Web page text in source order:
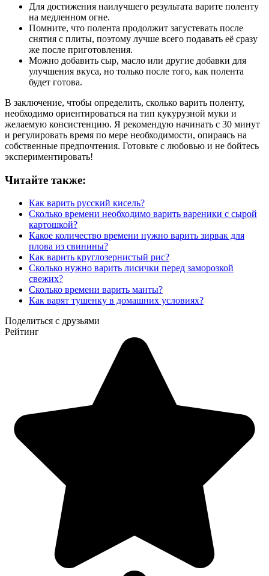
Для достижения наилучшего результата варите поленту
на медленном огне.
Помните, что полента продолжит загустевать после
снятия с плиты, поэтому лучше всего подавать её сразу
же после приготовления.
Можно добавить сыр, масло или другие добавки для
улучшения вкуса, но только после того, как полента
будет готова.
В заключение, чтобы определить, сколько варить поленту,
необходимо ориентироваться на тип кукурузной муки и
желаемую консистенцию. Я рекомендую начинать с 30 минут
и регулировать время по мере необходимости, опираясь на
собственные предпочтения. Готовьте с любовью и не бойтесь
экспериментировать!
Читайте также:
Как варить русский кисель?
Сколько времени необходимо варить вареники с сырой
картошкой?
Какое количество времени нужно варить зирвак для
плова из свинины?
Как варить круглозернистый рис?
Сколько нужно варить лисички перед заморозкой
свежих?
Сколько времени варить манты?
Как варят тушенку в домашних условиях?
Поделиться с друзьями
Рейтинг